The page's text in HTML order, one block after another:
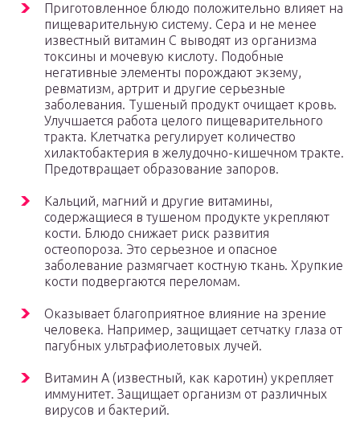
Приготовленное блюдо положительно влияет на
пищеварительную систему. Сера и не менее
известный витамин С выводят из организма
токсины и мочевую кислоту. Подобные
негативные элементы порождают экзему,
ревматизм, артрит и другие серьезные
заболевания. Тушеный продукт очищает кровь.
Улучшается работа целого пищеварительного
тракта. Клетчатка регулирует количество
хилактобактерия в желудочно-кишечном тракте.
Предотвращает образование запоров.
Кальций, магний и другие витамины,
содержащиеся в тушеном продукте укрепляют
кости. Блюдо снижает риск развития
остеопороза. Это серьезное и опасное
заболевание размягчает костную ткань. Хрупкие
кости подвергаются переломам.
Оказывает благоприятное влияние на зрение
человека. Например, защищает сетчатку глаза от
пагубных ультрафиолетовых лучей.
Витамин А (известный, как каротин) укрепляет
иммунитет. Защищает организм от различных
вирусов и бактерий.